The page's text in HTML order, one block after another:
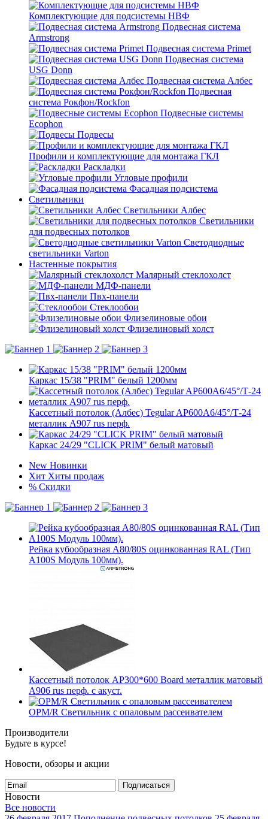
Комплектующие для подсистемы НВФ
Подвесная система
Armstrong
Подвесная система Primet
Подвесная система
USG Donn
Подвесная система Албес
Подвесная
система Рокфон/Rockfon
Подвесные системы
Ecophon
Подвесы
Профили и комплектующие для монтажа ГКЛ
Раскладки
Угловые профили
Фасадная подсистема
Светильники
Светильники Албес
Светильники
для подвесных потолков
Светодиодные
светильники Varton
Настенные покрытия
Малярный стеклохолст
МДФ-панели
Пвх-панели
Стеклообои
Флизелиновые обои
Флизелиновый холст
Каркас 15/38 "PRIM" белый 1200мм
Кассетный потолок (Албес) Tegular AP600A6/45°/Т-24
металлик А907 rus перф.
Каркас 24/29 "CLICK PRIM" белый матовый
New Новинки
Хит Хиты продаж
% Скидки
Рейка кубообразная A80/80S оцинкованная RAL (Тип
A100S Модуль 100мм).
Кассетный потолок AP300*600 Board металлик матовый
А906 rus перф. с акуст.
OPM/R Светильник с опаловым рассеивателем
Производители
Будьте в курсе!
Новости, обзоры и акции
Подписаться
Новости
Все новости